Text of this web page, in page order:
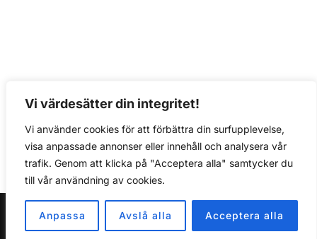
Vi värdesätter din integritet!
Vi använder cookies för att förbättra din surfupplevelse,
visa anpassade annonser eller innehåll och analysera vår
trafik. Genom att klicka på "Acceptera alla" samtycker du
till vår användning av cookies.
Anpassa Avslå alla Acceptera alla
Copyright © 2026 Stenhus i Stockholm AB